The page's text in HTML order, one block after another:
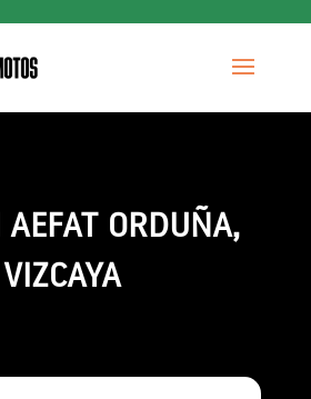
ORDUÑA,
VIZCAYA